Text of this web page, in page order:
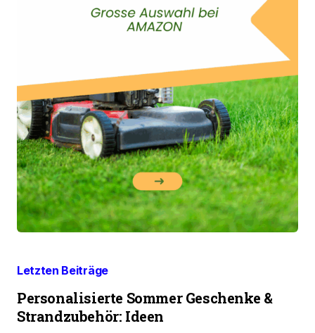
Letzten Beiträge
Personalisierte Sommer Geschenke &
Strandzubehör: Ideen